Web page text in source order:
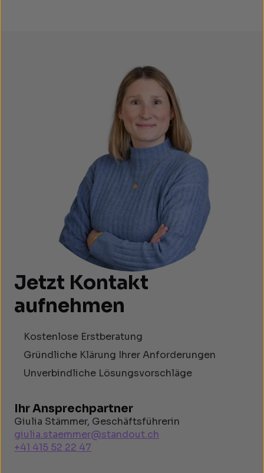
Jetzt Kontakt
aufnehmen
Kostenlose Erstberatung
Gründliche Klärung Ihrer Anforderungen
Unverbindliche Lösungsvorschläge
Ihr Ansprechpartner
Giulia Stämmer, Geschäftsführerin
giulia.staemmer@standout.ch
+41 415 52 22 47